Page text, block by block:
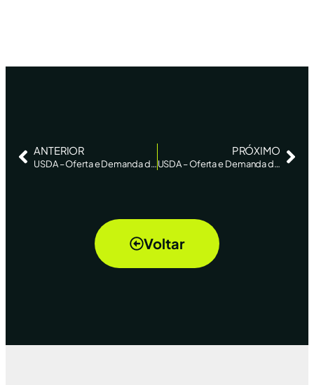
ANTERIOR
USDA – Oferta e Demanda de Soja
PRÓXIMO
USDA – Oferta e Demanda de Algodão
Voltar